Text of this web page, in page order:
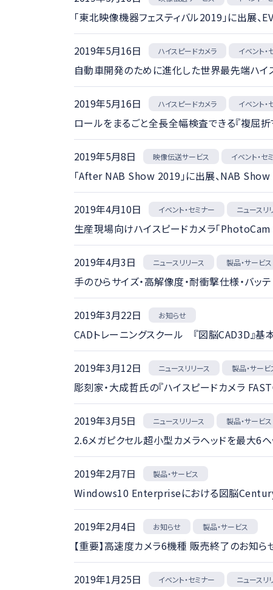
「東北映像機器フェスティバル2019」に出展
2019年5月16日 ハイスピードカメラ イベント・
自動車開発のために進化した世界最先端ハイ
2019年5月16日 ハイスピードカメラ イベント・
ロールをまるごと全長全幅検査できる『複屈
2019年5月8日 映像伝送サービス イベント・セ
「After NAB Show 2019」に出展、NAB
2019年4月10日 イベント・セミナー ニュースリ
生産現場向けハイスピードカメラ「
2019年4月3日 ニュースリリース 製品・サービス
手のひらサイズ・高解像度・耐衝撃仕様・バ
2019年3月22日 お知らせ
CADトレーニングスクール 『図脳CAD3D』基
2019年3月12日 ニュースリリース 製品・サービ
彫刻家・大成哲氏の『ハイスピードカメラ
2019年3月5日 ニュースリリース 製品・サービス
2.6メガピクセル超小型カメラヘッドを最大6
2019年2月7日 製品・サービス
Windows10 Enterpriseにおける図脳
2019年2月4日 お知らせ 製品・サービス
【重要】高速度カメラ6機種 販売終了のお知ら
2019年1月25日 イベント・セミナー ニュースリ